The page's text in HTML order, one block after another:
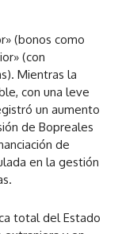
(bonos como
(con
Mientras la
con una leve
un aumento
de Bopreales
de
en la gestión
total del Estado